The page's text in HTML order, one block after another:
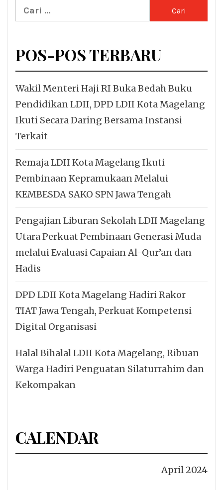
Cari
untuk:
POS-POS TERBARU
Wakil Menteri Haji RI Buka Bedah Buku
Pendidikan LDII, DPD LDII Kota Magelang
Ikuti Secara Daring Bersama Instansi
Terkait
Remaja LDII Kota Magelang Ikuti
Pembinaan Kepramukaan Melalui
KEMBESDA SAKO SPN Jawa Tengah
Pengajian Liburan Sekolah LDII Magelang
Utara Perkuat Pembinaan Generasi Muda
melalui Evaluasi Capaian Al-Qur’an dan
Hadis
DPD LDII Kota Magelang Hadiri Rakor
TIAT Jawa Tengah, Perkuat Kompetensi
Digital Organisasi
Halal Bihalal LDII Kota Magelang, Ribuan
Warga Hadiri Penguatan Silaturrahim dan
Kekompakan
CALENDAR
April 2024